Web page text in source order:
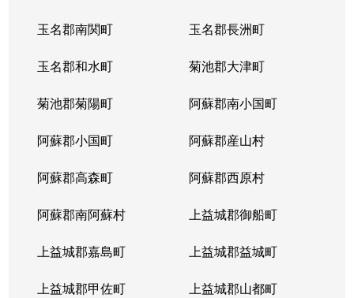
玉名郡南関町 玉名郡長洲町
玉名郡和水町 菊池郡大津町
菊池郡菊陽町 阿蘇郡南小国町
阿蘇郡小国町 阿蘇郡産山村
阿蘇郡高森町 阿蘇郡西原村
阿蘇郡南阿蘇村 上益城郡御船町
上益城郡嘉島町 上益城郡益城町
上益城郡甲佐町 上益城郡山都町